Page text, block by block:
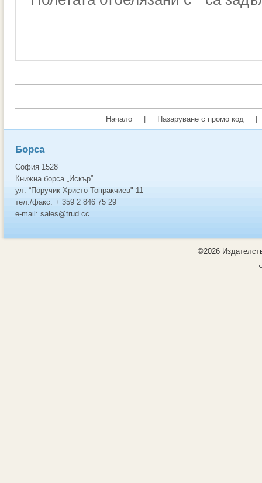
Начало Пазаруване с промо код
Борса
София 1528
Книжна борса „Искър”
ул. “Поручик Христо Топракчиев" 11
тел./факс: + 359 2 846 75 29
e-mail: sales@trud.cc
©2026